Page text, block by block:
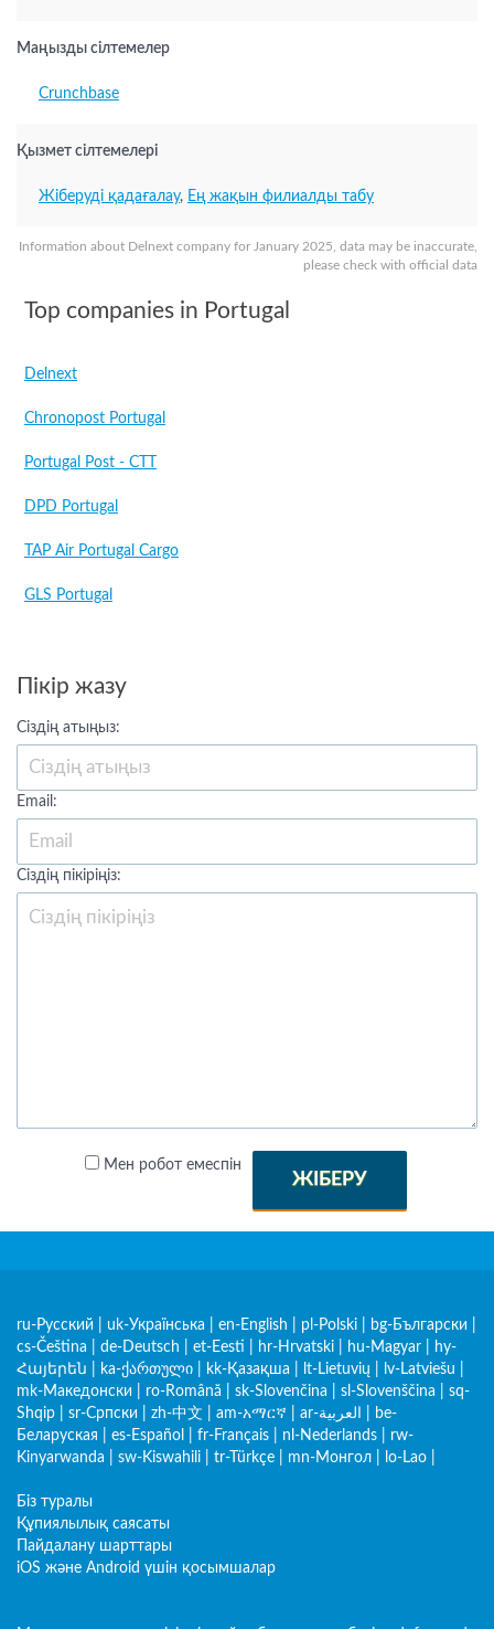
Information about Delnext company for January 2025, data may be inaccurate,
please check with official data
Маңызды сілтемелер
Crunchbase
Қызмет сілтемелері
Жіберуді қадағалау, Ең жақын филиалды табу
Top companies in Portugal
Delnext
Chronopost Portugal
Portugal Post - CTT
DPD Portugal
TAP Air Portugal Cargo
GLS Portugal
Пікір жазу
Сіздің атыңыз:
Email:
Сіздің пікіріңіз:
Мен робот емеспін
ЖІБЕРУ
ru-Русский uk-Українська en-English pl-Polski bg-Български
cs-Čeština
de-Deutsch et-Eesti hr-Hrvatski hu-Magyar
hy-
Հայերեն
ka-ქართული kk-Қазақша lt-Lietuvių lv-Latviešu
mk-Македонски
ro-Română sk-Slovenčina sl-Slovenščina
sq-
Shqip
sr-Српски zh-中文 am-አማርኛ ar-العربية
be-
Беларуская
es-Español fr-Français nl-Nederlands
rw-
Kinyarwanda
sw-Kiswahili tr-Türkçe mn-Монгол lo-Lao
Біз туралы
Құпиялылық саясаты
Пайдалану шарттары
iOS және Android үшін қосымшалар